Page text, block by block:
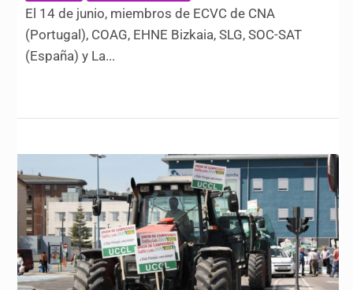
El 14 de junio, miembros de ECVC de CNA
(Portugal), COAG, EHNE Bizkaia, SLG, SOC-SAT
(España) y La...